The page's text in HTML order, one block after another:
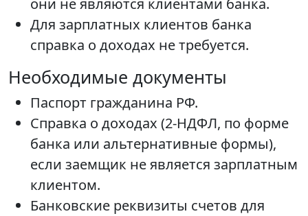
они не являются клиентами банка.
Для зарплатных клиентов банка
справка о доходах не требуется.
Необходимые документы
Паспорт гражданина РФ.
Справка о доходах (2-НДФЛ, по форме
банка или альтернативные формы),
если заемщик не является зарплатным
клиентом.
Банковские реквизиты счетов для